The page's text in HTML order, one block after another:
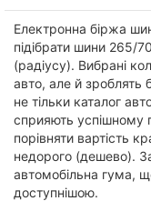
Електронна біржа
підібрати шини 265/
(радіусу). Вибрані
авто, але й зроблять
не тільки каталог
сприяють успішному
порівняти вартість
недорого (дешево).
автомобільна гума,
доступнішою.